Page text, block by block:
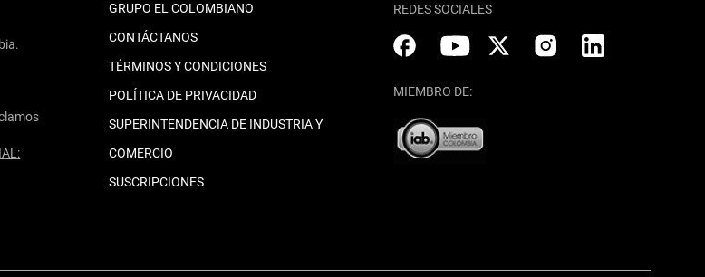
GRUPO EL COLOMBIANO
CONTÁCTANOS
TÉRMINOS Y CONDICIONES
POLÍTICA DE PRIVACIDAD
SUPERINTENDENCIA DE INDUSTRIA Y
COMERCIO
SUSCRIPCIONES
REDES SOCIALES
MIEMBRO DE: